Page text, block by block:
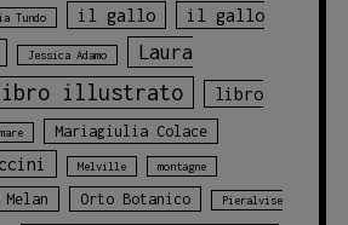
Tundo il gallo
il gallo
Jessica Adamo
Laura
illustrato
libro
mare Mariagiulia Colace
Melville montagne
Orto Botanico Pieralvise